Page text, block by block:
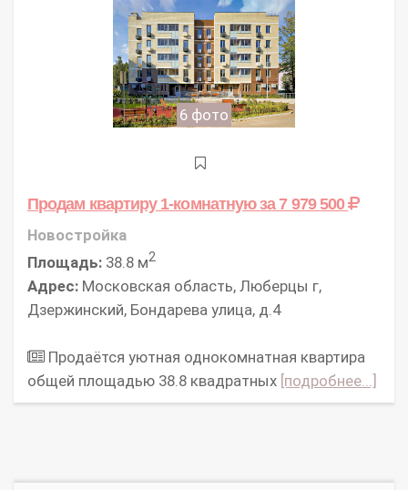
6 фото
Продам квартиру 1-комнатнуюза 7 979 500
Новостройка
Площадь: 38.8 м2
Адрес: Московская область, Люберцы г,
Дзержинский, Бондарева улица, д.4
Продаётся уютная однокомнатная квартира
общей площадью 38.8 квадратных [подробнее...]